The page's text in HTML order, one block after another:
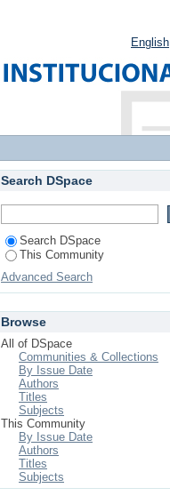
English
Search DSpace
Search DSpace
This Community
Advanced Search
Browse
All of DSpace
Communities & Collections
By Issue Date
Authors
Titles
Subjects
This Community
By Issue Date
Authors
Titles
Subjects